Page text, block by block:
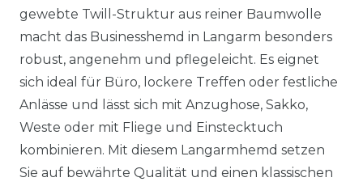
gewebte Twill-Struktur aus reiner Baumwolle
macht das Businesshemd in Langarm besonders
robust, angenehm und pflegeleicht. Es eignet
sich ideal für Büro, lockere Treffen oder festliche
Anlässe und lässt sich mit Anzughose, Sakko,
Weste oder mit Fliege und Einstecktuch
kombinieren. Mit diesem Langarmhemd setzen
Sie auf bewährte Qualität und einen klassischen